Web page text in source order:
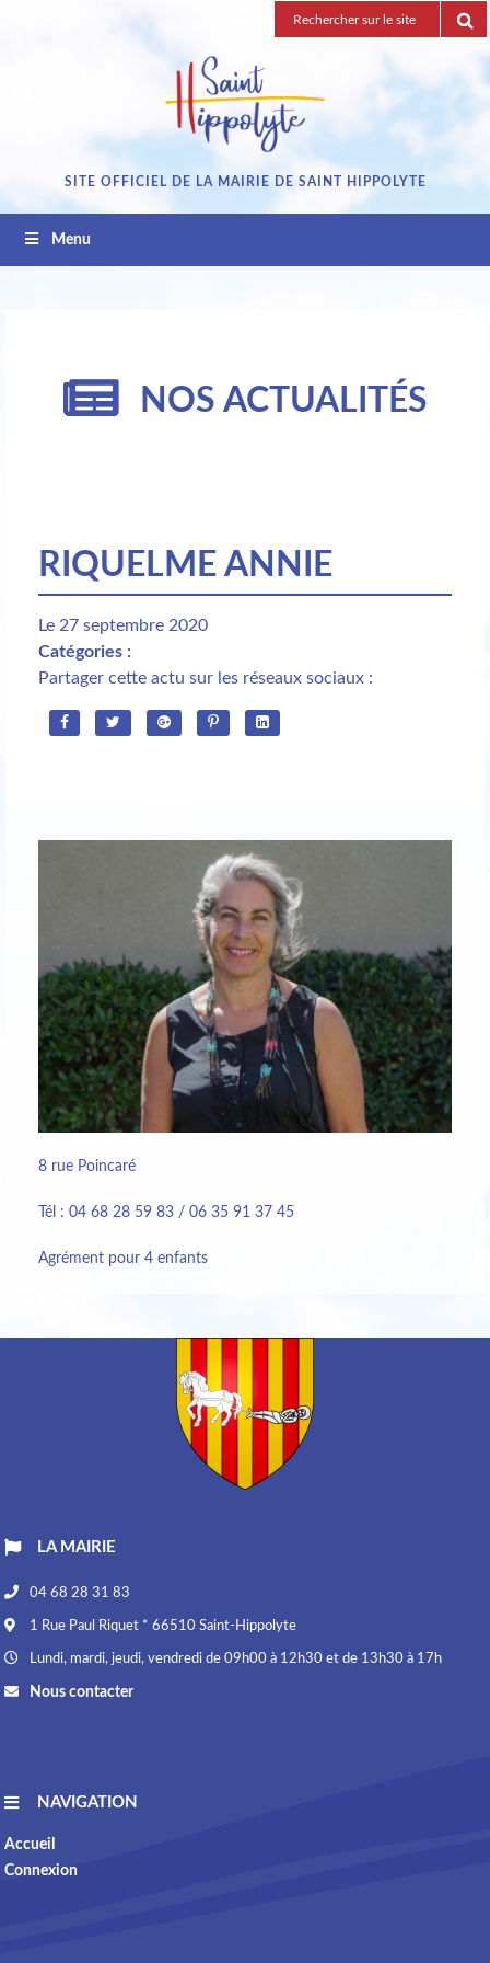
Recherche
pour
SITE OFFICIEL DE LA MAIRIE DE SAINT HIPPOLYTE
Menu
NOS ACTUALITÉS
RIQUELME ANNIE
Le 27 septembre 2020
Catégories :
Partager cette actu sur les réseaux sociaux :
8 rue Poincaré
Tél : 04 68 28 59 83 / 06 35 91 37 45
Agrément pour 4 enfants
LA MAIRIE
04 68 28 31 83
1 Rue Paul Riquet * 66510 Saint-Hippolyte
Lundi, mardi, jeudi, vendredi de 09h00 à 12h30 et de 13h30 à 17h
Nous contacter
NAVIGATION
Accueil
Connexion